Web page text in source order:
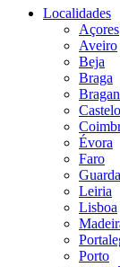
Localidades
Açores
Aveiro
Beja
Braga
Évora
Faro
Guarda
Leiria
Lisboa
Porto